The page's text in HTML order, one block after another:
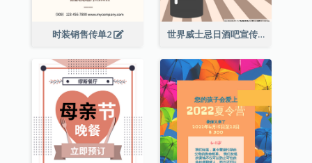
时装销售传单2 世界威士忌日酒吧宣传传单